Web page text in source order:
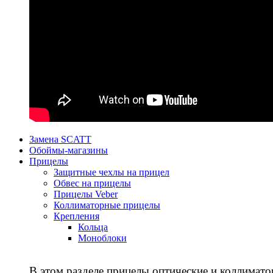
Замена SCATT
Обоймы-магазины
Прицелы
Защитные чехлы на прицел
Обвес на прицелы
Прицелы Veber
Коллиматорные прицелы
Крепления
Кольца
Моноблоки